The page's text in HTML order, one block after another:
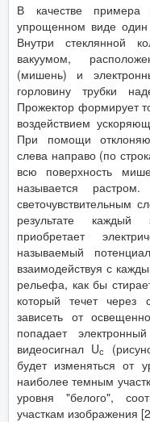
В качестве
упрощенном виде
Внутри стеклянной
вакуумом,
(мишень) и
горловину трубки
Прожектор формирует
воздействием
При помощи
слева направо (по
всю поверхность
называется
светочувствительным
результате каждый
приобретает
называемый
взаимодействуя с
рельефа, как бы
который течет через
зависеть от
попадает
видеосигнал Uс
будет изменяться от
наиболее темным
уровня "белого",
участкам изображения